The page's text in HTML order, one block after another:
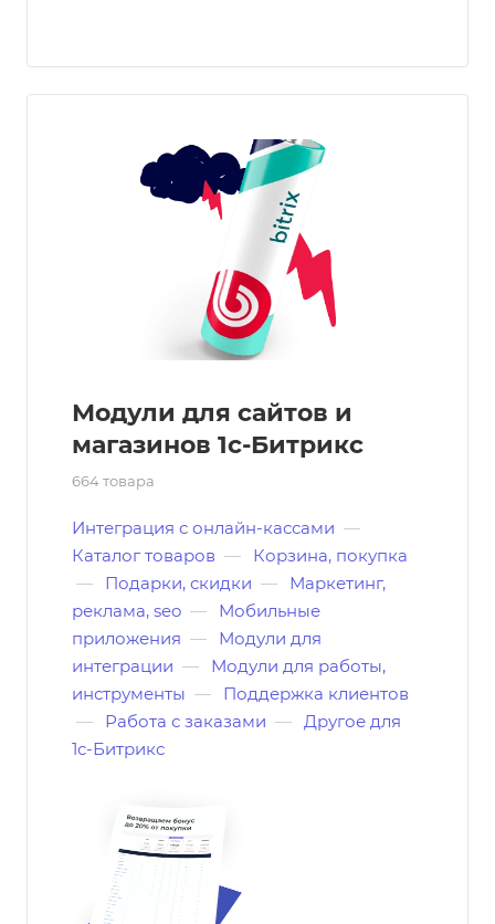
Модули для сайтов и
магазинов 1с-Битрикс
664 товара
Интеграция с онлайн-кассами —
Каталог товаров —
Корзина, покупка
—
Подарки, скидки —
Маркетинг,
реклама, seo —
Мобильные
приложения —
Модули для
интеграции —
Модули для работы,
инструменты —
Поддержка клиентов
—
Работа с заказами — Другое для
1с-Битрикс